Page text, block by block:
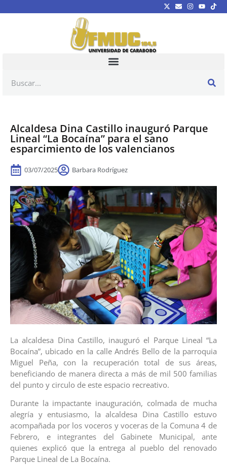
Alcaldesa Dina Castillo inauguró Parque
Lineal “La Bocaína” para el sano
esparcimiento de los valencianos
03/07/2025 Barbara Rodríguez
La alcaldesa Dina Castillo, inauguró el Parque Lineal “La
Bocaína”, ubicado en la calle Andrés Bello de la parroquia
Miguel Peña, con la recuperación total de sus áreas,
beneficiando de manera directa a más de mil 500 familias
del punto y circulo de este espacio recreativo.
Durante la impactante inauguración, colmada de mucha
alegría y entusiasmo, la alcaldesa Dina Castillo estuvo
acompañada por los voceros y voceras de la Comuna 4 de
Febrero, e integrantes del Gabinete Municipal, ante
quienes explicó que la entrega al pueblo del renovado
Parque Lineal de La Bocaína.